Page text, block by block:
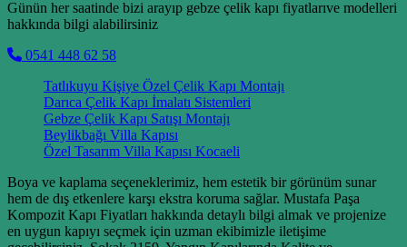
Günün her saatinde bizi arayıp gebze çelik kapı fiyatlarıve modelleri
hakkında bilgi alabilirsiniz
0541 448 62 58
Tatlıkuyu Kişiye Özel Çelik Kapı Montajı
Darıca Çelik Kapı İmalatı Sistemleri
Gebze Çelik Kapı Satışı Montajı
Beylikbağı Villa Kapısı
Özel Tasarım Villa Kapısı Kocaeli
Boya ve kaplama seçeneklerimiz, hem estetik bir görünüm sunar
hem de dış etkenlere karşı ekstra koruma sağlar. Mustafa Paşa
Kompozit Kapı Fiyatları hakkında detaylı bilgi almak ve projenize
en uygun kapıyı seçmek için uzman ekibimizle iletişime